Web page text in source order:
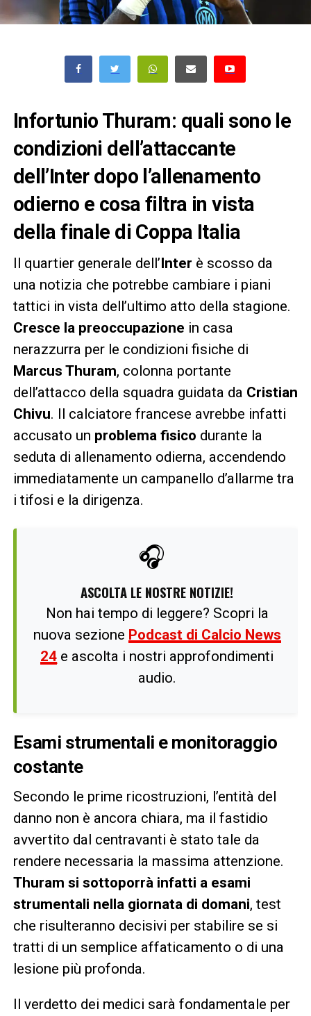
Infortunio Thuram: quali sono le
condizioni dell’attaccante
dell’Inter dopo l’allenamento
odierno e cosa filtra in vista
della finale di Coppa Italia
Il quartier generale dell’Inter è scosso da
una notizia che potrebbe cambiare i piani
tattici in vista dell’ultimo atto della stagione.
Cresce la preoccupazione in casa
nerazzurra per le condizioni fisiche di
Marcus Thuram, colonna portante
dell’attacco della squadra guidata da Cristian
Chivu. Il calciatore francese avrebbe infatti
accusato un problema fisico durante la
seduta di allenamento odierna, accendendo
immediatamente un campanello d’allarme tra
i tifosi e la dirigenza.
🎧
ASCOLTA LE NOSTRE NOTIZIE!
Non hai tempo di leggere? Scopri la
nuova sezione Podcast di Calcio News
24 e ascolta i nostri approfondimenti
audio.
Esami strumentali e monitoraggio
costante
Secondo le prime ricostruzioni, l’entità del
danno non è ancora chiara, ma il fastidio
avvertito dal centravanti è stato tale da
rendere necessaria la massima attenzione.
Thuram si sottoporrà infatti a esami
strumentali nella giornata di domani, test
che risulteranno decisivi per stabilire se si
tratti di un semplice affaticamento o di una
lesione più profonda.
Il verdetto dei medici sarà fondamentale per